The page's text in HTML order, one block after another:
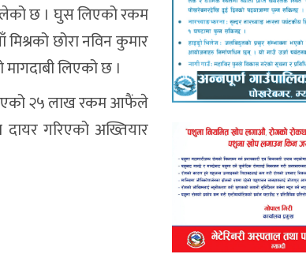
छ । घुस लिएको रकम
छोरा नविन कुमार
लिएको छ ।
आएको २५ लाख रकम आफैंले
गरिएको अख्तियार